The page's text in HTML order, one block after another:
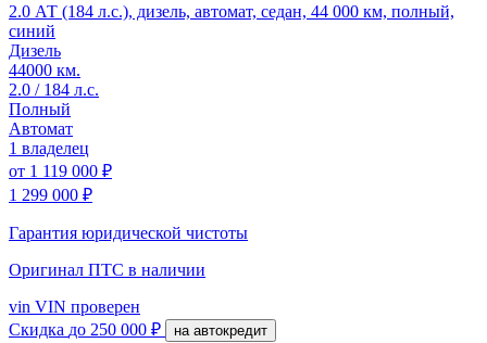
2.0 АТ (184 л.с.), дизель, автомат, седан, 44 000 км, полный,
синий
Дизель
44000 км.
2.0 / 184 л.с.
Полный
Автомат
1 владелец
от 1 119 000 ₽
1 299 000 ₽
Гарантия юридической чистоты
Оригинал ПТС в наличии
vin VIN проверен
Скидка до 250 000 ₽ на автокредит